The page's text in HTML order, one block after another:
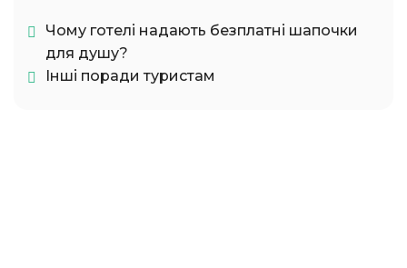
Чому готелі надають безплатні шапочки
для душу?
Інші поради туристам